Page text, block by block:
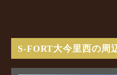
S-FORT大今里西の周